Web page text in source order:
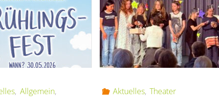
, Allgemein,
Aktuelles, Theater